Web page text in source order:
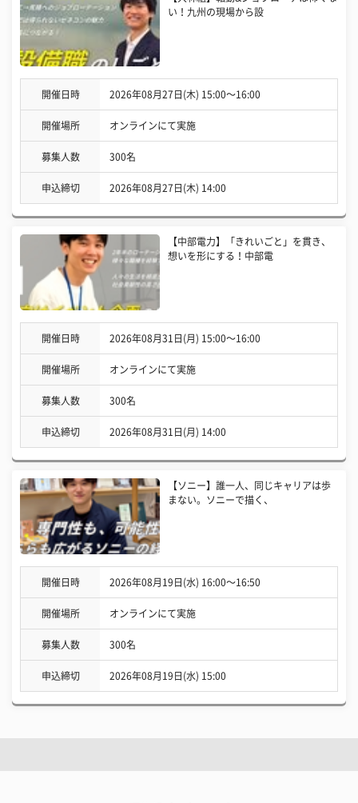
い！九州の現場から設
開催日時 2026年08月27日(木) 15:00〜16:00
開催場所 オンラインにて実施
募集人数 300名
申込締切 2026年08月27日(木) 14:00
【中部電力】「きれいごと」を貫き、
想いを形にする！中部電
開催日時 2026年08月31日(月) 15:00〜16:00
開催場所 オンラインにて実施
募集人数 300名
申込締切 2026年08月31日(月) 14:00
【ソニー】誰一人、同じキャリアは歩
まない。ソニーで描く、
開催日時 2026年08月19日(水) 16:00〜16:50
開催場所 オンラインにて実施
募集人数 300名
申込締切 2026年08月19日(水) 15:00